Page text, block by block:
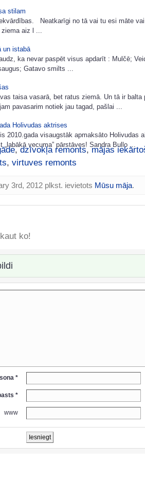
stilam
Neatkarīgi no tā vai tu esi māte
aiz l ...
un istabā
ka nevar paspēt visus apdarīt : Mulčē;
Gatavo smilts ...
taisa vasarā, bet ratus ziemā. Un tā ir balta
pavasarim notiek jau tagad, pašlai ...
Holivudas aktrises
2010.gada visaugstāk apmaksāto Holivudas
„labākā vecuma” pārstāves! Sandra Bullo ...
,dzīvokļa remonts,mājas
, virtuves remonts
3rd, 2012 plkst. ievietots Mūsu māja.
ko!
*
*
www